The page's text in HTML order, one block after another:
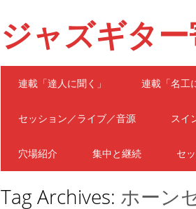
ジャズギタ
Main menu
連載「達人に聞く」 連載「名工
セッション／ライブ／音源 スイ
穴場紹介 集中と継続 セ
Tag Archives: ホーン